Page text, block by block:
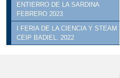
ENTIERRO DE LA SARDINA
FEBRERO 2023
I FERIA DE LA CIENCIA Y STEAM
CEIP BADIEL. 2022